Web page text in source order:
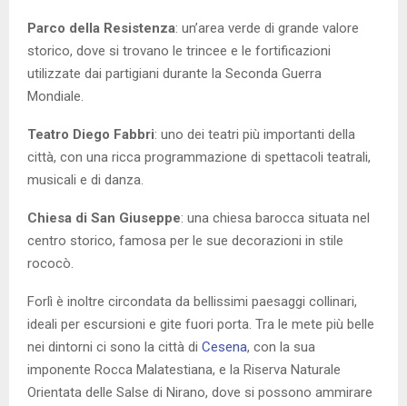
Parco della Resistenza: un’area verde di grande valore
storico, dove si trovano le trincee e le fortificazioni
utilizzate dai partigiani durante la Seconda Guerra
Mondiale.
Teatro Diego Fabbri: uno dei teatri più importanti della
città, con una ricca programmazione di spettacoli teatrali,
musicali e di danza.
Chiesa di San Giuseppe: una chiesa barocca situata nel
centro storico, famosa per le sue decorazioni in stile
rococò.
Forlì è inoltre circondata da bellissimi paesaggi collinari,
ideali per escursioni e gite fuori porta. Tra le mete più belle
nei dintorni ci sono la città di Cesena, con la sua
imponente Rocca Malatestiana, e la Riserva Naturale
Orientata delle Salse di Nirano, dove si possono ammirare